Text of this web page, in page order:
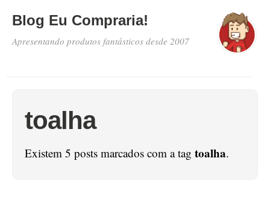
Blog Eu Compraria!
Apresentando produtos fantásticos desde 2007
toalha
Existem 5 posts marcados com a tag toalha.